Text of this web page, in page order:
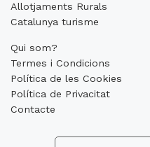
Allotjaments Rurals
Catalunya turisme
Qui som?
Termes i Condicions
Política de les Cookies
Política de Privacitat
Contacte